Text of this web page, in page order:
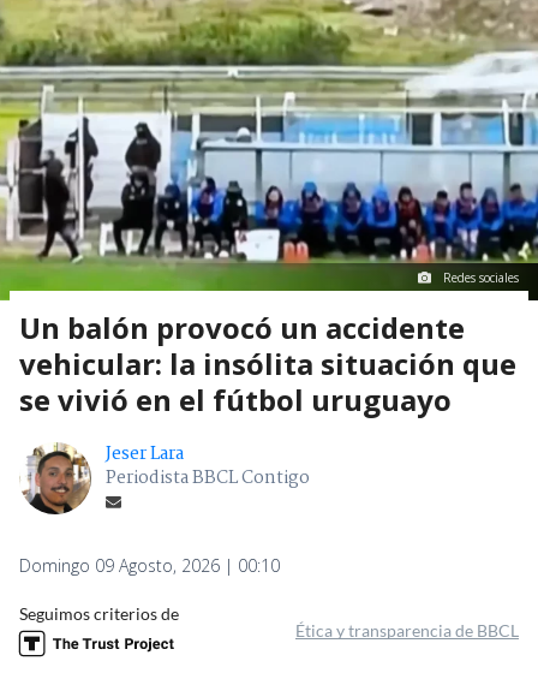
Redes sociales
Un balón provocó un accidente
vehicular: la insólita situación que
se vivió en el fútbol uruguayo
Jeser Lara
Periodista BBCL Contigo
Domingo 09 Agosto, 2026 | 00:10
Seguimos criterios de
Ética y transparencia de BBCL